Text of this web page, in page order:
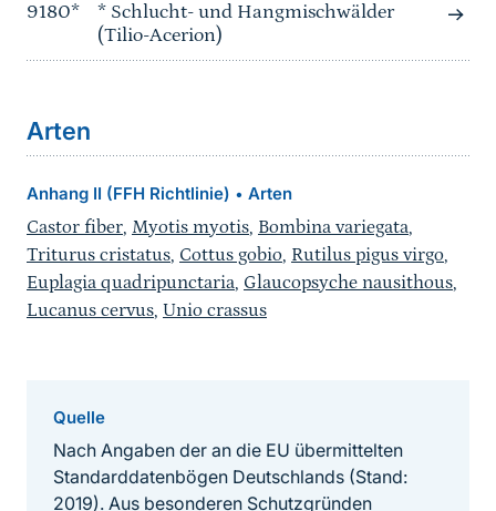
9180*
* Schlucht- und Hangmischwälder
(Tilio-Acerion)
Arten
Anhang II (FFH Richtlinie) • Arten
Castor fiber, Myotis myotis, Bombina variegata,
Triturus cristatus, Cottus gobio, Rutilus pigus virgo,
Euplagia quadripunctaria, Glaucopsyche nausithous,
Lucanus cervus, Unio crassus
Quelle
Nach Angaben der an die EU übermittelten
Standarddatenbögen Deutschlands (Stand:
2019). Aus besonderen Schutzgründen